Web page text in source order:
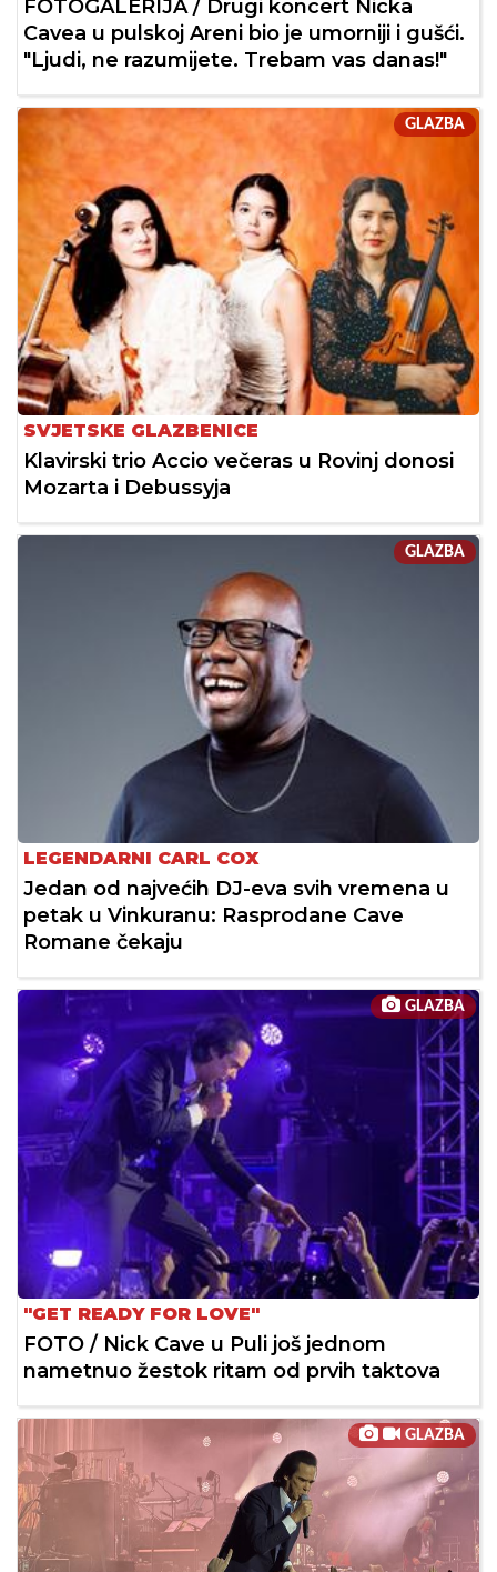
FOTOGALERIJA / Drugi koncert Nicka
Cavea u pulskoj Areni bio je umorniji i gušći.
"Ljudi, ne razumijete. Trebam vas danas!"
GLAZBA
SVJETSKE GLAZBENICE
Klavirski trio Accio večeras u Rovinj donosi
Mozarta i Debussyja
GLAZBA
LEGENDARNI CARL COX
Jedan od najvećih DJ-eva svih vremena u
petak u Vinkuranu: Rasprodane Cave
Romane čekaju
GLAZBA
"GET READY FOR LOVE"
FOTO / Nick Cave u Puli još jednom
nametnuo žestok ritam od prvih taktova
GLAZBA